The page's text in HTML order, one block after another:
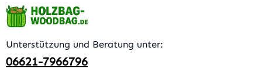
Unterstützung und Beratung unter:
06621-7966796